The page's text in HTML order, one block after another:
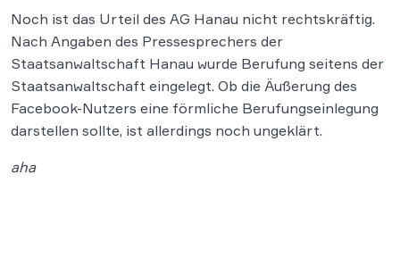
Noch ist das Urteil des AG Hanau nicht rechtskräftig.
Nach Angaben des Pressesprechers der
Staatsanwaltschaft Hanau wurde Berufung seitens der
Staatsanwaltschaft eingelegt. Ob die Äußerung des
Facebook-Nutzers eine förmliche Berufungseinlegung
darstellen sollte, ist allerdings noch ungeklärt.
aha